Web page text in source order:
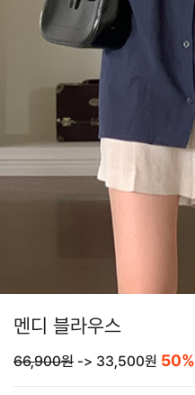
멘디 블라우스
66,900원 -> 33,500원 50%